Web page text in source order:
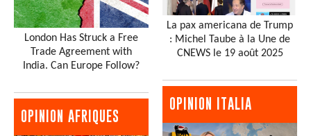
London Has Struck a Free
Trade Agreement with
India. Can Europe Follow?
OPINION AFRIQUES
La pax americana de Trump
: Michel Taube à la Une de
CNEWS le 19 août 2025
OPINION ITALIA